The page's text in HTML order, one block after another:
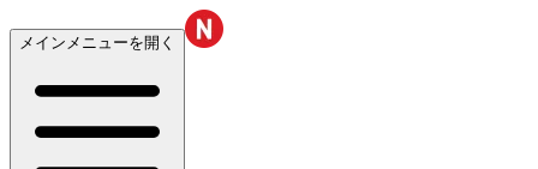
メインメニューを開く